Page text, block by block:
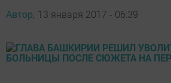
Автор, 13 января 2017 - 06:39